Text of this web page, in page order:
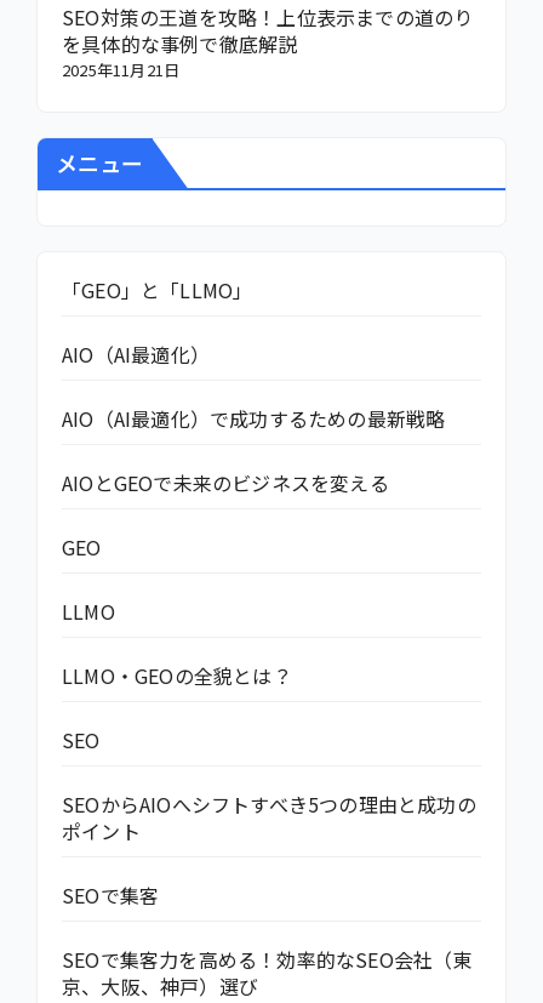
SEO対策の王道を攻略！上位表示までの道のり
を具体的な事例で徹底解説
2025年11月21日
メニュー
「GEO」と「LLMO」
AIO（AI最適化）
AIO（AI最適化）で成功するための最新戦略
AIOとGEOで未来のビジネスを変える
GEO
LLMO
LLMO・GEOの全貌とは？
SEO
SEOからAIOへシフトすべき5つの理由と成功の
ポイント
SEOで集客
SEOで集客力を高める！効率的なSEO会社（東
京、大阪、神戸）選び